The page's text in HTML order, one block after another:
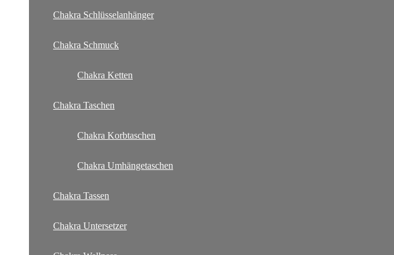
Chakra Schlüsselanhänger
Chakra Schmuck
Chakra Ketten
Chakra Taschen
Chakra Korbtaschen
Chakra Umhängetaschen
Chakra Tassen
Chakra Untersetzer